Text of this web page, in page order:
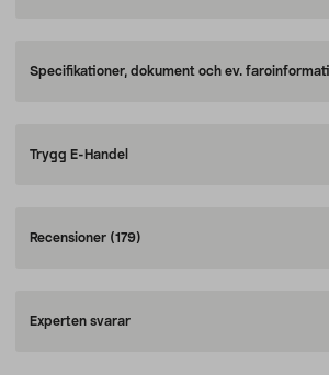
Specifikationer, dokument och ev.
Trygg E-Handel
Recensioner (179)
Experten svarar